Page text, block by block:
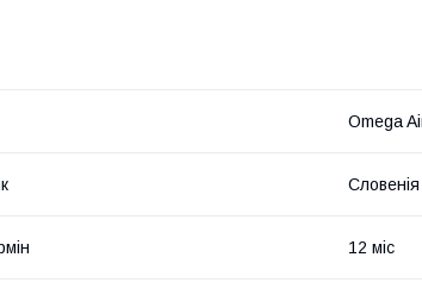
Omega
Словенія
12 міс